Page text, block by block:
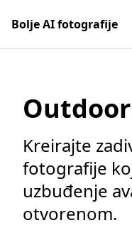
Bolje AI fotografije
Outdoor
Kreirajte
fotografije
uzbuđenje
otvorenom.